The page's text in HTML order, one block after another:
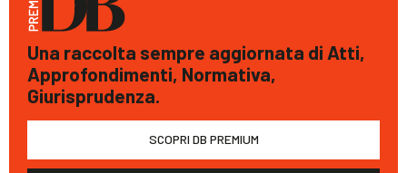
Una raccolta sempre aggiornata di Atti,
Approfondimenti, Normativa,
Giurisprudenza.
SCOPRI DB PREMIUM